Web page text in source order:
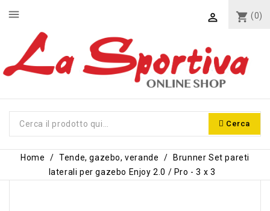
shopping_cart (0)

Cerca
menu
Home Tende, gazebo, verande
Brunner Set pareti
laterali per gazebo Enjoy 2.0 / Pro - 3 x 3